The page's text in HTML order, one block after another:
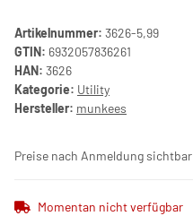
Artikelnummer: 3626-5,99
GTIN: 6932057836261
HAN: 3626
Kategorie: Utility
Hersteller: munkees
Preise nach Anmeldung sichtbar
Momentan nicht verfügbar